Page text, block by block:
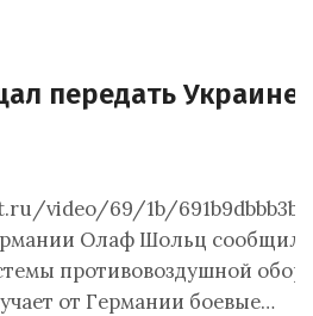
передать Украине
video/69/1b/
Олаф Шольц сообщил
противовоздушной
от Германии боевые…